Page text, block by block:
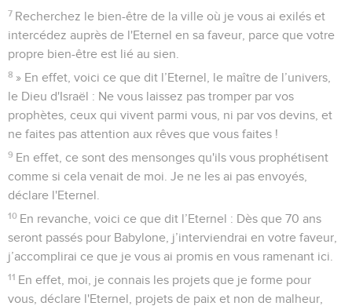
7 Recherchez le bien-être de la ville où je vous ai exilés et
intercédez auprès de l'Eternel en sa faveur, parce que votre
propre bien-être est lié au sien.
8 » En effet, voici ce que dit l’Eternel, le maître de l’univers,
le Dieu d'Israël : Ne vous laissez pas tromper par vos
prophètes, ceux qui vivent parmi vous, ni par vos devins, et
ne faites pas attention aux rêves que vous faites !
9 En effet, ce sont des mensonges qu'ils vous prophétisent
comme si cela venait de moi. Je ne les ai pas envoyés,
déclare l'Eternel.
10 En revanche, voici ce que dit l’Eternel : Dès que 70 ans
seront passés pour Babylone, j’interviendrai en votre faveur,
j’accomplirai ce que je vous ai promis en vous ramenant ici.
11 En effet, moi, je connais les projets que je forme pour
vous, déclare l'Eternel, projets de paix et non de malheur,